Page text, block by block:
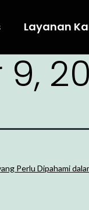
Layanan
Perlu Dipahami